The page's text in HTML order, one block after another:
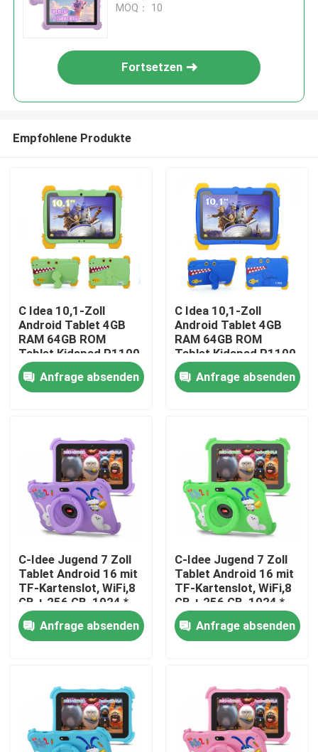
Startseite
Produkte
VR Show
Über uns
Fabrik Tour
Qualitätskontrolle
Nachrichten
Referenzen
mit Elternkontrolle CM88
MOQ： 10
Fortsetzen
Empfohlene Produkte
C Idea 10,1-Zoll
Android Tablet 4GB
RAM 64GB ROM
Tablet Kidspad P1100
Anfrage absenden
C Idea 10,1-Zoll
Android Tablet 4GB
RAM 64GB ROM
Tablet Kidspad P1100
Anfrage absenden
C-Idee Jugend 7 Zoll
Tablet Android 16 mit
TF-Kartenslot, WiFi,8
GB + 256 GB, 1024 *
600 CM89
Anfrage absenden
C-Idee Jugend 7 Zoll
Tablet Android 16 mit
TF-Kartenslot, WiFi,8
GB + 256 GB, 1024 *
600 CM89
Anfrage absenden